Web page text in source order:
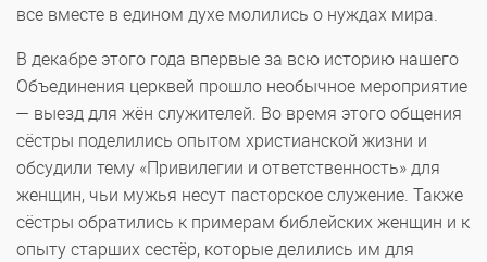
все вместе в едином духе молились о нуждах мира.
В декабре этого года впервые за всю историю нашего
Объединения церквей прошло необычное мероприятие
— выезд для жён служителей. Во время этого общения
сёстры поделились опытом христианской жизни и
обсудили тему «Привилегии и ответственность» для
женщин, чьи мужья несут пасторское служение. Также
сёстры обратились к примерам библейских женщин и к
опыту старших сестёр, которые делились им для